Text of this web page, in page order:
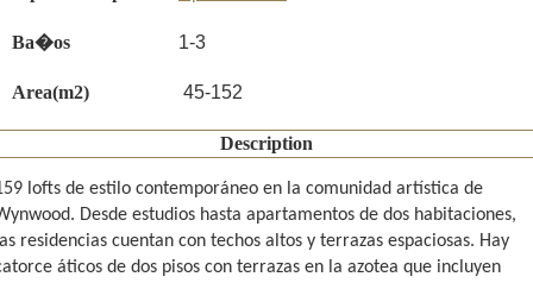
Ba�os 1-3
Area(m2) 45-152
Description
lofts de estilo contemporáneo en la comunidad artística de
Desde estudios hasta apartamentos de dos habitaciones,
residencias cuentan con techos altos y terrazas espaciosas. Hay
áticos de dos pisos con terrazas en la azotea que incluyen